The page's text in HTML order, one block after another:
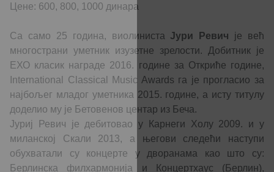
Цене: 600, 800, 1000 динара
Са само 25 година, виолиниста Јури Ревич је већ
многострани уметник изузетне зрелости. Добитник је
ЕХО класик награде 2016. године за Откриће године,
International Classical Music Awards га је прогласио за
најбољег младог уметника 2015. године, а исту титулу
доделио му је Бетовенов центар из Беча.
Јуриј Ревич је дебитовао у Карнеги Холу 2009. и у
миланској Скали 2013, а његови следећи наступи
обухватали су концерте у дворанама као што су:
Берлинска филхармонија и Концертхаус (Берлин),